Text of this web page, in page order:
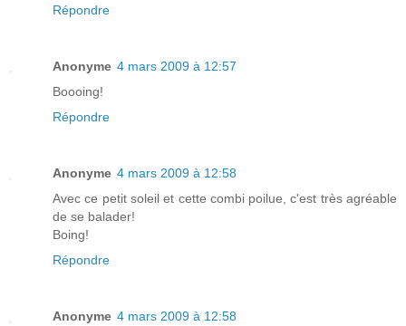
Répondre
Anonyme 4 mars 2009 à 12:57
Boooing!
Répondre
Anonyme 4 mars 2009 à 12:58
Avec ce petit soleil et cette combi poilue, c'est très agréable
de se balader!
Boing!
Répondre
Anonyme 4 mars 2009 à 12:58